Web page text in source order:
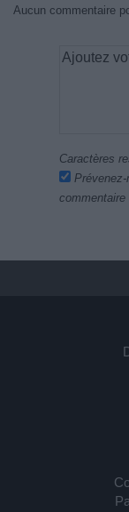
Aucun commentaire
Caractères
commentaire